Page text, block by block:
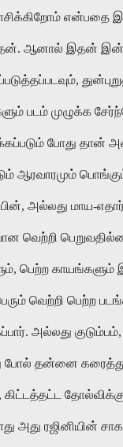
என்பதை
ஆனால் இதன்
படம் முழுக்க
போது தான்
ஆரவாரமும்
அல்லது மாய-
வெற்றி
பெற்ற
வெற்றி பெற்ற
அல்லது
போல் தன்னை
அது ரஜினியின்